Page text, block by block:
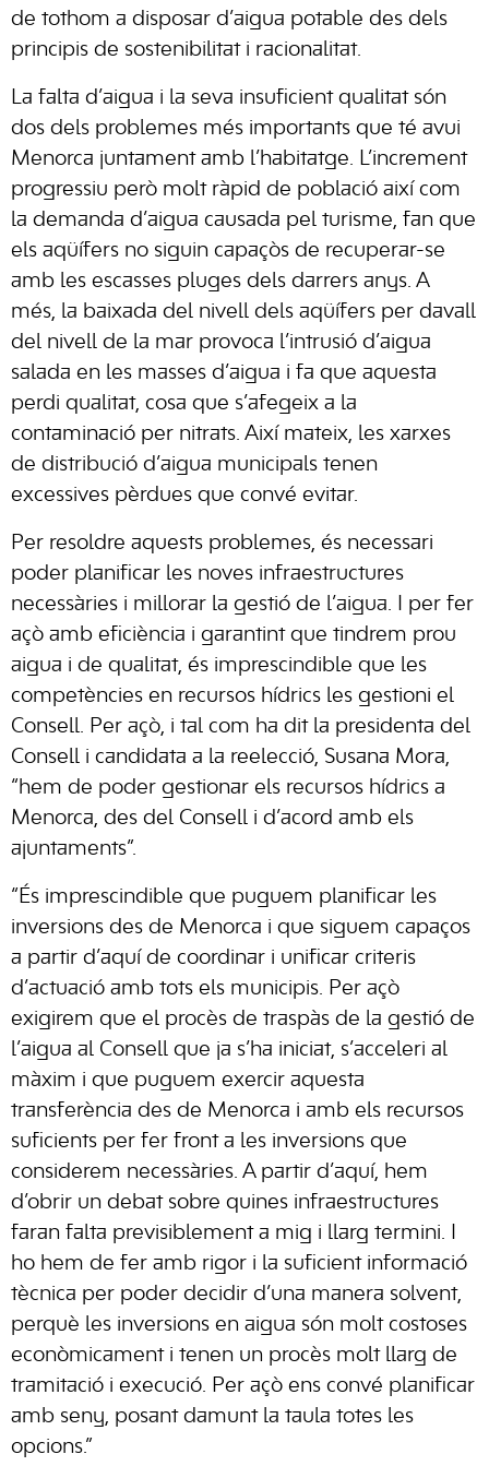
de tothom a disposar d’aigua potable des dels
principis de sostenibilitat i racionalitat.
La falta d’aigua i la seva insuficient qualitat són
dos dels problemes més importants que té avui
Menorca juntament amb l’habitatge. L’increment
progressiu però molt ràpid de població així com
la demanda d’aigua causada pel turisme, fan que
els aqüífers no siguin capaçòs de recuperar-se
amb les escasses pluges dels darrers anys. A
més, la baixada del nivell dels aqüífers per davall
del nivell de la mar provoca l’intrusió d’aigua
salada en les masses d’aigua i fa que aquesta
perdi qualitat, cosa que s’afegeix a la
contaminació per nitrats. Així mateix, les xarxes
de distribució d’aigua municipals tenen
excessives pèrdues que convé evitar.
Per resoldre aquests problemes, és necessari
poder planificar les noves infraestructures
necessàries i millorar la gestió de l’aigua. I per fer
açò amb eficiència i garantint que tindrem prou
aigua i de qualitat, és imprescindible que les
competències en recursos hídrics les gestioni el
Consell. Per açò, i tal com ha dit la presidenta del
Consell i candidata a la reelecció, Susana Mora,
“hem de poder gestionar els recursos hídrics a
Menorca, des del Consell i d’acord amb els
ajuntaments”.
“És imprescindible que puguem planificar les
inversions des de Menorca i que siguem capaços
a partir d’aquí de coordinar i unificar criteris
d’actuació amb tots els municipis. Per açò
exigirem que el procès de traspàs de la gestió de
l’aigua al Consell que ja s’ha iniciat, s’acceleri al
màxim i que puguem exercir aquesta
transferència des de Menorca i amb els recursos
suficients per fer front a les inversions que
considerem necessàries. A partir d’aquí, hem
d’obrir un debat sobre quines infraestructures
faran falta previsiblement a mig i llarg termini. I
ho hem de fer amb rigor i la suficient informació
tècnica per poder decidir d’una manera solvent,
perquè les inversions en aigua són molt costoses
econòmicament i tenen un procès molt llarg de
tramitació i execució. Per açò ens convé planificar
amb seny, posant damunt la taula totes les
opcions.”